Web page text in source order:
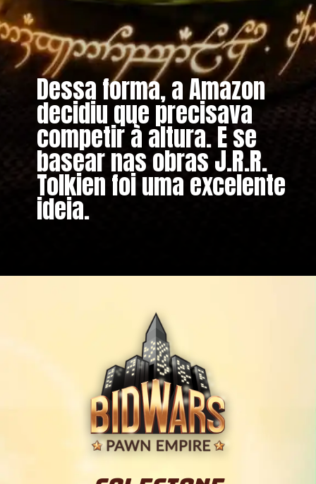
Dessa forma, a Amazon
decidiu que precisava
competir à altura. E se
basear nas obras J.R.R.
Tolkien foi uma excelente
ideia.